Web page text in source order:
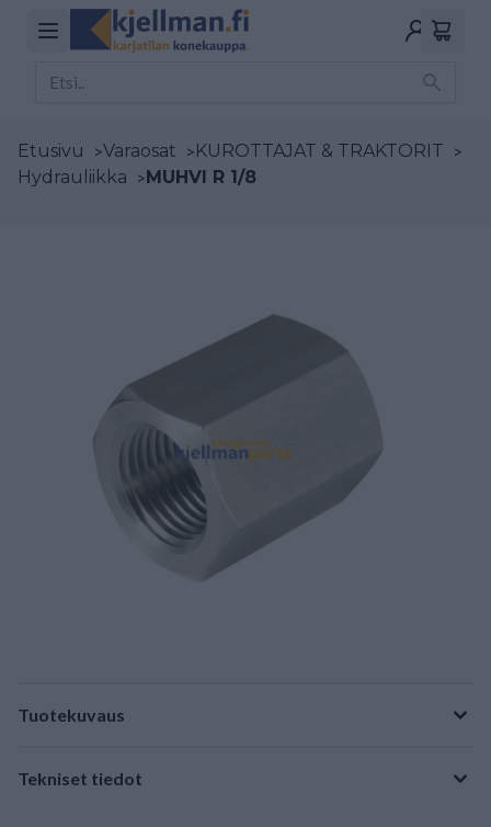
Etusivu >Varaosat >KUROTTAJAT & TRAKTORIT >
Hydrauliikka >MUHVI R 1/8
Tuotekuvaus
Tekniset tiedot